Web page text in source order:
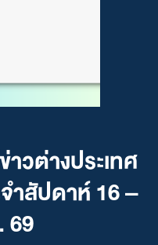
าวต่างประเทศ
ำสัปดาห์ 16 –
69